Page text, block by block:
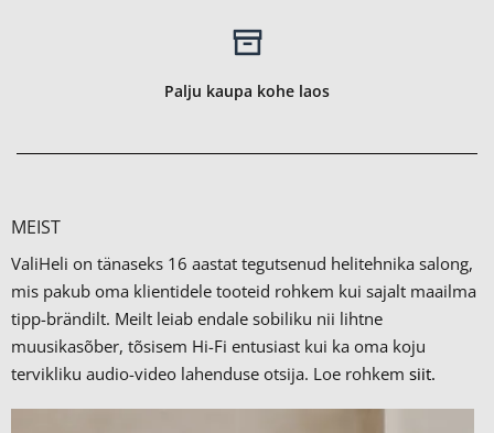
Palju kaupa kohe laos
MEIST
ValiHeli on tänaseks 16 aastat tegutsenud helitehnika salong,
mis pakub oma klientidele tooteid rohkem kui sajalt maailma
tipp-brändilt. Meilt leiab endale sobiliku nii lihtne
muusikasõber, tõsisem Hi-Fi entusiast kui ka oma koju
tervikliku audio-video lahenduse otsija. Loe rohkem siit.